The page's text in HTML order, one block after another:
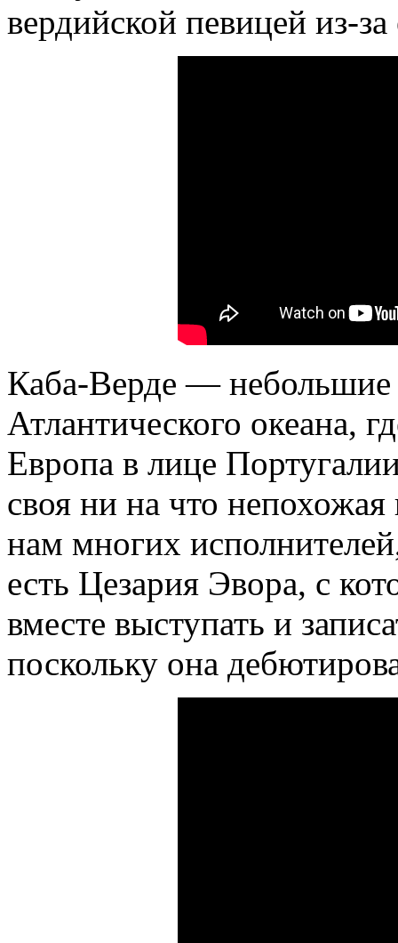
вердийской певицей из-
Каба-Верде — небольшие
Атлантического океана,
Европа в лице
своя ни на что непохожая
нам многих
есть Цезария Эвора, с
вместе выступать и
поскольку она